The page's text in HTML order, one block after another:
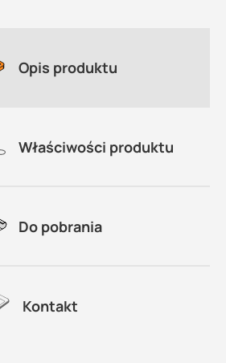
Opis produktu
Właściwości produktu
Do pobrania
Kontakt